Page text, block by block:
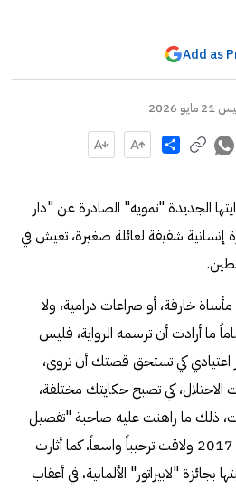
Add as
2026
Share
الجديدة "تمويه" الصادرة عن "دار
إنسانية شفيفة لعائلة صغيرة، تعيش في
خارقة، أو صراعات درامية، ولا
ما أرادت أن ترسمه الرواية، فليس
اعتيادي كي تستحق قصتك أن تروى،
كي تصبح حكايتك مختلفة،
ذلك ما راهنت عليه صاحبة "تفصيل
ثانوي" الرواية التي صدرت عام 2017 ولاقت ترحيباً واسعاً، كما أثارت
"لابيراتور" الألمانية، في أعقاب